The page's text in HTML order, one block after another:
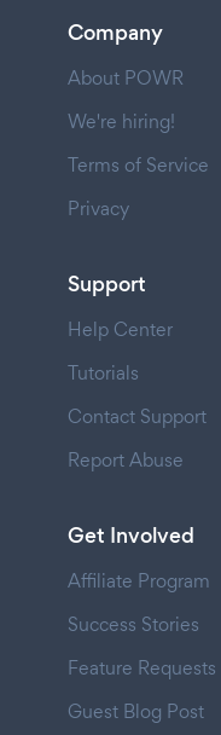
Company
About POWR
We're hiring!
Terms of Service
Privacy
Support
Help Center
Tutorials
Contact Support
Report Abuse
Get Involved
Affiliate Program
Success Stories
Feature Requests
Guest Blog Post